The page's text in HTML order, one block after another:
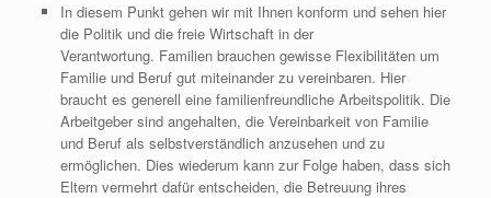
In diesem Punkt gehen wir mit Ihnen konform und sehen hier
die Politik und die freie Wirtschaft in der
Verantwortung. Familien brauchen gewisse Flexibilitäten um
Familie und Beruf gut miteinander zu vereinbaren. Hier
braucht es generell eine familienfreundliche Arbeitspolitik. Die
Arbeitgeber sind angehalten, die Vereinbarkeit von Familie
und Beruf als selbstverständlich anzusehen und zu
ermöglichen. Dies wiederum kann zur Folge haben, dass sich
Eltern vermehrt dafür entscheiden, die Betreuung ihres